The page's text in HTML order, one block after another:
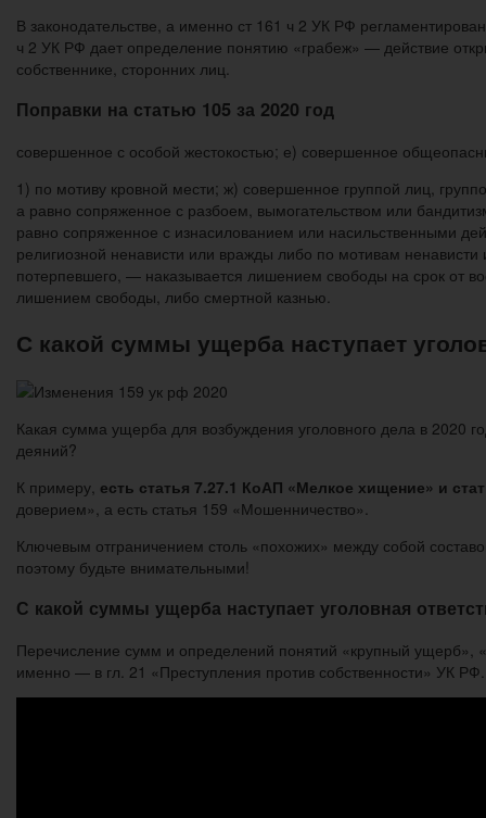
В законодательстве, а именно ст 161 ч 2 УК РФ
ч 2 УК РФ дает определение понятию «грабеж» — действие
собственнике, сторонних лиц.
Поправки на статью 105 за 2020 год
совершенное с особой жестокостью; е) совершенное
1) по мотиву кровной мести; ж) совершенное группой лиц,
а равно сопряженное с разбоем, вымогательством или
равно сопряженное с изнасилованием или насильственными
религиозной ненависти или вражды либо по мотивам
потерпевшего, — наказывается лишением свободы на срок от
лишением свободы, либо смертной казнью.
С какой суммы ущерба наступает
Какая сумма ущерба для возбуждения уголовного дела в 2020
деяний?
К примеру, есть статья 7.27.1 КоАП «Мелкое хищение» и
доверием», а есть статья 159 «Мошенничество».
Ключевым отграничением столь «похожих» между собой
поэтому будьте внимательными!
С какой суммы ущерба наступает уголовная
Перечисление сумм и определений понятий «крупный ущерб»,
именно — в гл. 21 «Преступления против собственности» УК РФ.